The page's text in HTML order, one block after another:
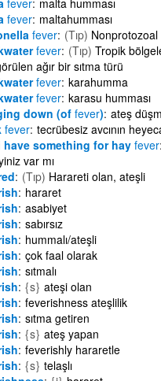
fever maltahumması
fever (Tıp)
fever (Tıp) Tropik
ağır bir sıtma türü
fever karahumma
fever karasu humması
down (of fever) ateş
fever tecrübesiz avcının
have something for hay fever
var mı
(Tıp) Harareti olan, ateşli
hararet
asabiyet
sabırsız
hummalı/ateşli
çok faal olarak
sıtmalı
{s} ateşi olan
feverishness ateşlilik
sıtma getiren
{s} ateş yapan
feverishly hararetle
{s} telaşlı